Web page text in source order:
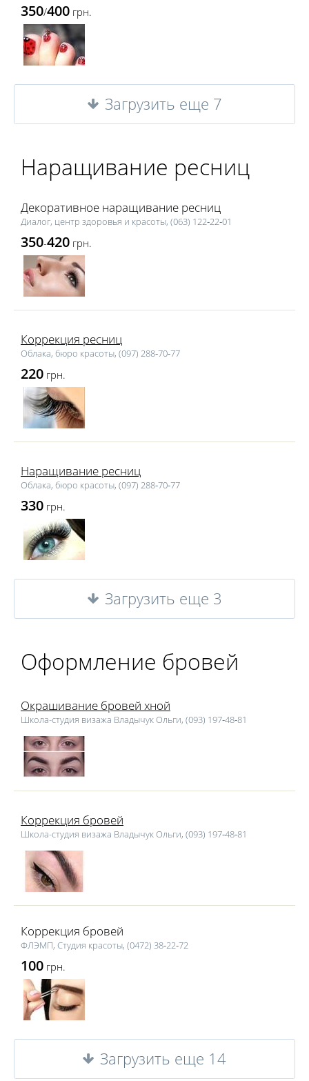
350/400 грн.
Загрузить еще 7
Наращивание ресниц
Декоративное наращивание ресниц
Диалог, центр здоровья и красоты, (063) 122‑22‑01
350-420 грн.
Коррекция ресниц
Облака, бюро красоты, (097) 288‑70‑77
220 грн.
Наращивание ресниц
Облака, бюро красоты, (097) 288‑70‑77
330 грн.
Загрузить еще 3
Оформление бровей
Окрашивание бровей хной
Школа-студия визажа Владычук Ольги, (093) 197‑48‑81
Коррекция бровей
Школа-студия визажа Владычук Ольги, (093) 197‑48‑81
Коррекция бровей
ФЛЭМП, Студия красоты, (0472) 38‑22‑72
100 грн.
Загрузить еще 14